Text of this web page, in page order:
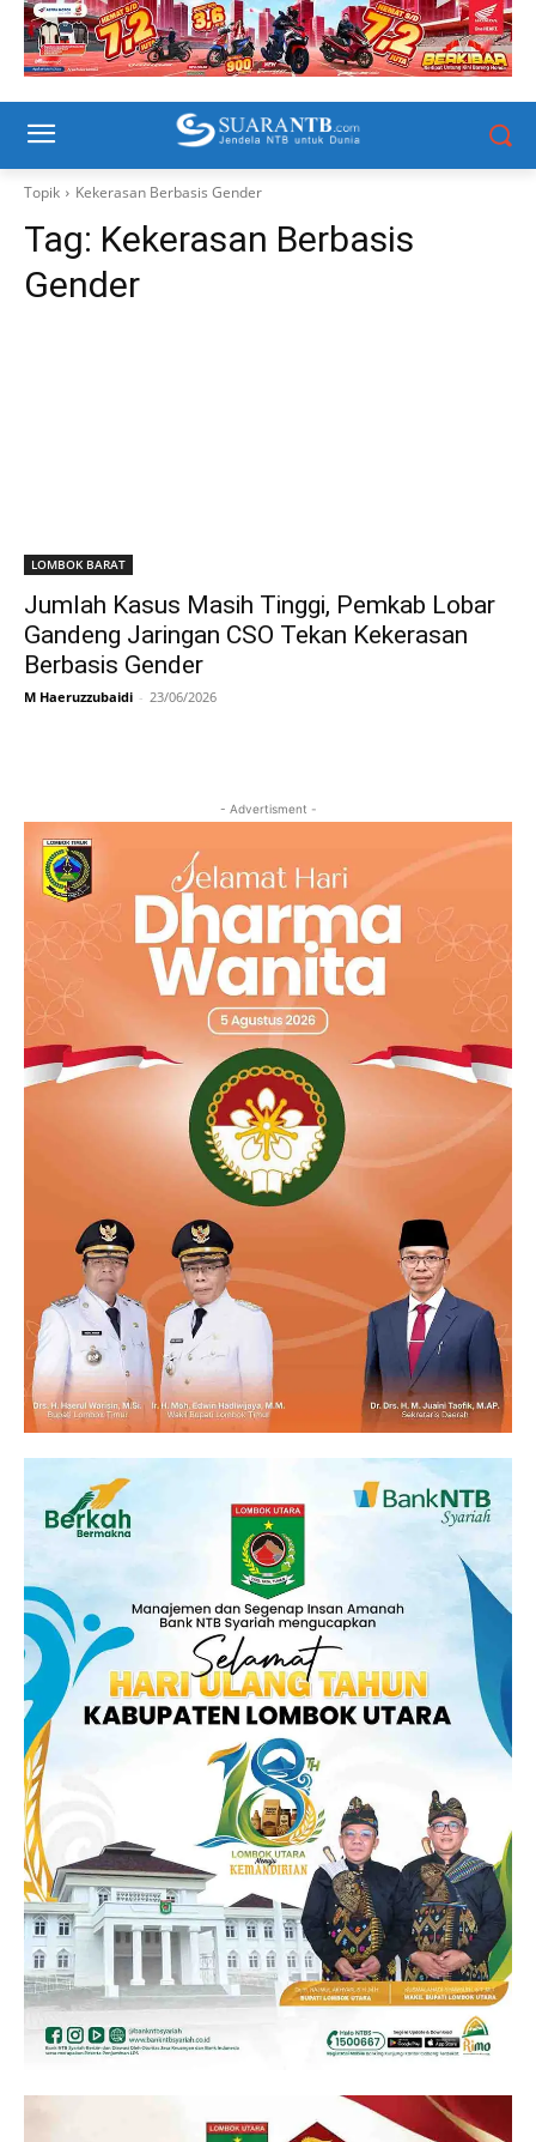
Topik Kekerasan Berbasis Gender
Tag: Kekerasan Berbasis
Gender
LOMBOK BARAT
Jumlah Kasus Masih Tinggi, Pemkab Lobar
Gandeng Jaringan CSO Tekan Kekerasan
Berbasis Gender
M Haeruzzubaidi - 23/06/2026
- Advertisment -